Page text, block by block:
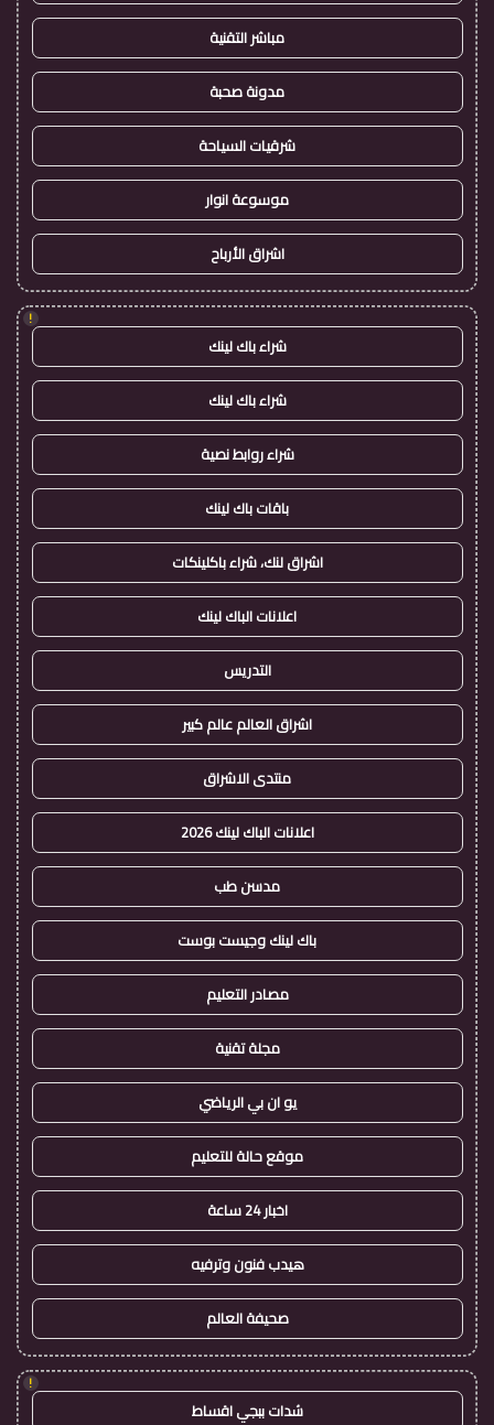
مباشر التقنية
مدونة صحبة
شرقيات السياحة
موسوعة انوار
اشراق الأرباح
!
شراء باك لينك
شراء باك لينك
شراء روابط نصية
باقات باك لينك
اشراق لنك، شراء باكلينكات
اعلانات الباك لينك
التدريس
اشراق العالم عالم كبير
منتدى الاشراق
اعلانات الباك لينك 2026
مدسن طب
باك لينك وجيست بوست
مصادر التعليم
مجلة تقنية
يو ان بي الرياضي
موقع حالة للتعليم
اخبار 24 ساعة
هيدب فنون وترفيه
صحيفة العالم
!
شدات ببجي اقساط